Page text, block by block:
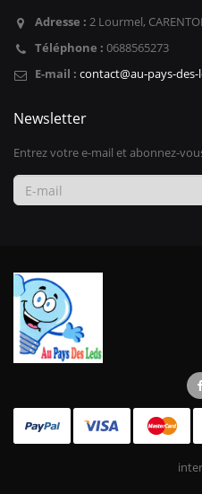
Adresse : 2 Lourmel,
Téléphone : 0688565273
E-mail : contact@au-pays-des-
Newsletter
Entrez votre e-mail et abonnez-